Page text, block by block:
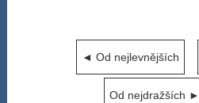
◄ Od nejlevnějších
Od nejdražších ►